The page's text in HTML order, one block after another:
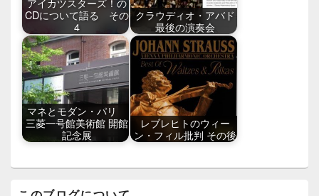
CDについて語る その
4
クラウディオ・アバド
最後の演奏会
マネとモダン・パリ
三菱一号館美術館 開館
記念展
レブレヒトのウィー
ン・フィル批判 その後